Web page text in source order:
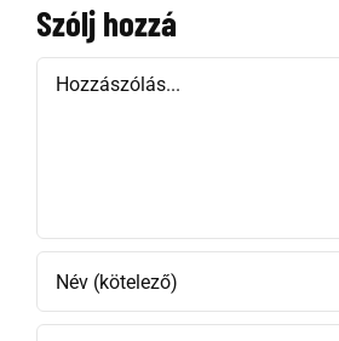
Szólj hozzá
Hozzászólás